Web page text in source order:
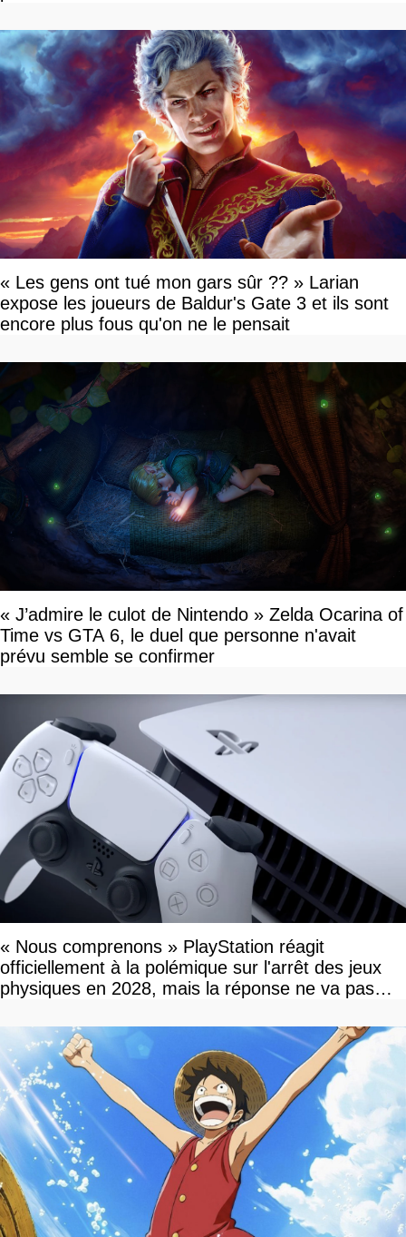
« Les gens ont tué mon gars sûr ?? » Larian
expose les joueurs de Baldur's Gate 3 et ils sont
encore plus fous qu'on ne le pensait
« J’admire le culot de Nintendo » Zelda Ocarina of
Time vs GTA 6, le duel que personne n'avait
prévu semble se confirmer
« Nous comprenons » PlayStation réagit
officiellement à la polémique sur l'arrêt des jeux
physiques en 2028, mais la réponse ne va pas